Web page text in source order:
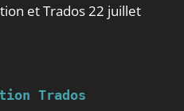
et Trados 22 juillet
Trados